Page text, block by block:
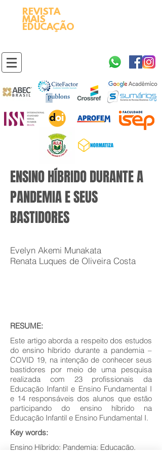
REVISTA
MAIS
EDUCAÇÃO
ENSINO HÍBRIDO DURANTE A
PANDEMIA E SEUS
BASTIDORES
Evelyn Akemi Munakata
Renata Luques de Oliveira Costa
RESUME:
Este artigo aborda a respeito dos estudos
do ensino híbrido durante a pandemia –
COVID 19, na intenção de conhecer seus
bastidores por meio de uma pesquisa
realizada com 23 profissionais da
Educação Infantil e Ensino Fundamental I
e 14 responsáveis dos alunos que estão
participando do ensino híbrido na
Educação Infantil e Ensino Fundamental I.
Key words:
Ensino Híbrido; Pandemia; Educação.